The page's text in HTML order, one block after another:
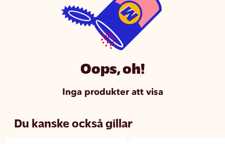
Oops, oh!
Inga produkter att visa
Du kanske också gillar